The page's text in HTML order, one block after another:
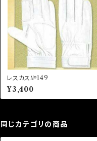
レスカス№149
¥3,400
同じカテゴリの商品